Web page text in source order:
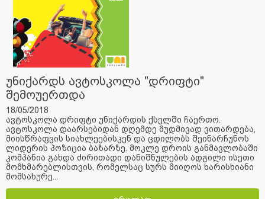
უნიქარდს ავტოსკოლა "დრიფტი"
შემოუერთდა
18/05/2018
ავტოსკოლა დრიფტი უნიქარდის ქსელში ჩაერთო.
ავტოსკოლა დაარსებიდან დღემდე მუდმივად ვითარდება,
მიისწრაფვის სიახლეებისკენ და ცდილობს შეინარჩუნოს
ლიდერის პოზიცია ბაზარზე. მოკლე დროის განმავლობაში
კომპანია გახდა ძირითადი დანიშნულების ადგილი ისეთი
მომხმარებლისთვის, რომელსაც სურს მიიღოს ხარისხიანი
მომსახურე...